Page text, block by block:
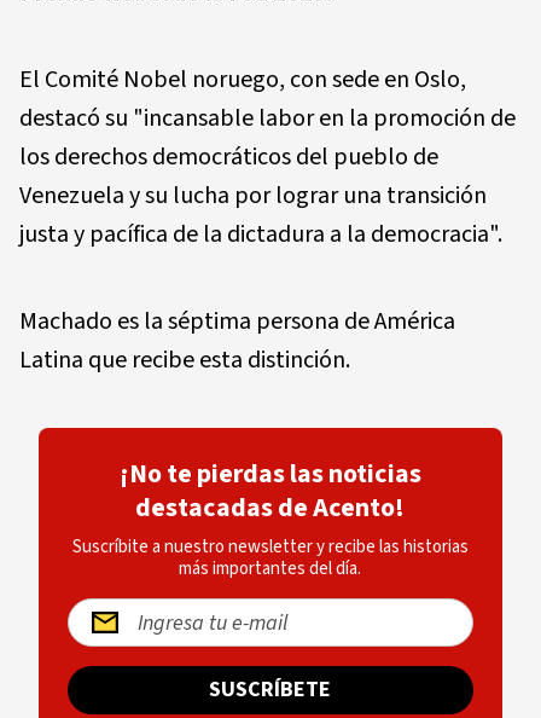
El Comité Nobel noruego, con sede en Oslo,
destacó su "incansable labor en la promoción de
los derechos democráticos del pueblo de
Venezuela y su lucha por lograr una transición
justa y pacífica de la dictadura a la democracia".
Machado es la séptima persona de América
Latina que recibe esta distinción.
¡No te pierdas las noticias
destacadas de Acento!
Suscríbite a nuestro newsletter y recibe las historias
más importantes del día.
SUSCRÍBETE